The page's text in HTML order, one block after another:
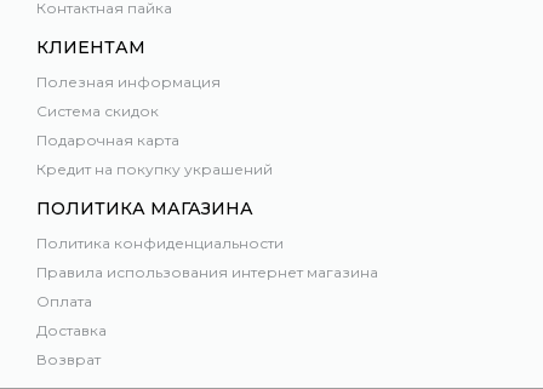
Контактная пайка
КЛИЕНТАМ
Полезная информация
Система скидок
Подарочная карта
Кредит на покупку украшений
ПОЛИТИКА МАГАЗИНА
Политика конфиденциальности
Правила использования интернет магазина
Оплата
Доставка
Возврат